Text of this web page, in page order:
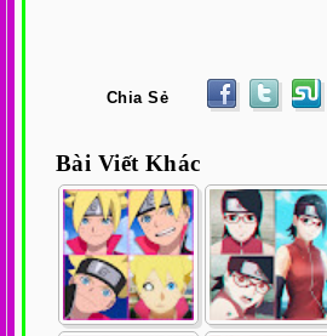
Chia Sẻ
Bài Viết Khác